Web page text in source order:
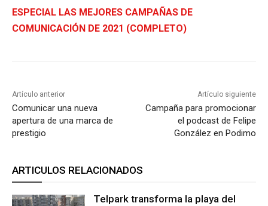
ESPECIAL LAS MEJORES CAMPAÑAS DE
COMUNICACIÓN DE 2021 (COMPLETO)
Artículo anterior
Comunicar una nueva
apertura de una marca de
prestigio
Artículo siguiente
Campaña para promocionar
el podcast de Felipe
González en Podimo
ARTICULOS RELACIONADOS
Telpark transforma la playa del